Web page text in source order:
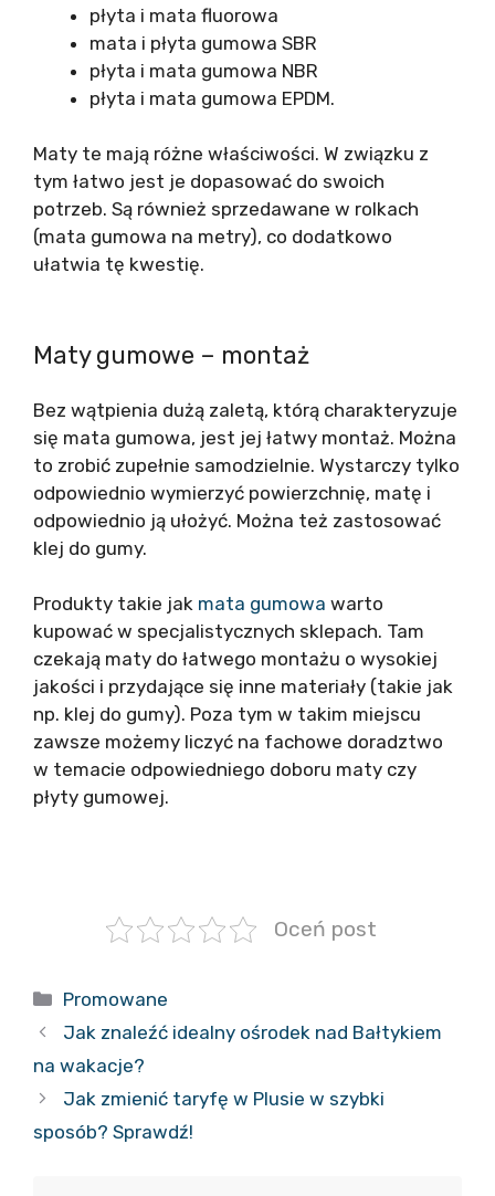
płyta i mata fluorowa
mata i płyta gumowa SBR
płyta i mata gumowa NBR
płyta i mata gumowa EPDM.
Maty te mają różne właściwości. W związku z
tym łatwo jest je dopasować do swoich
potrzeb. Są również sprzedawane w rolkach
(mata gumowa na metry), co dodatkowo
ułatwia tę kwestię.
Maty gumowe – montaż
Bez wątpienia dużą zaletą, którą charakteryzuje
się mata gumowa, jest jej łatwy montaż. Można
to zrobić zupełnie samodzielnie. Wystarczy tylko
odpowiednio wymierzyć powierzchnię, matę i
odpowiednio ją ułożyć. Można też zastosować
klej do gumy.
Produkty takie jak mata gumowa warto
kupować w specjalistycznych sklepach. Tam
czekają maty do łatwego montażu o wysokiej
jakości i przydające się inne materiały (takie jak
np. klej do gumy). Poza tym w takim miejscu
zawsze możemy liczyć na fachowe doradztwo
w temacie odpowiedniego doboru maty czy
płyty gumowej.
Oceń post
Kategorie
Promowane
Jak znaleźć idealny ośrodek nad Bałtykiem
na wakacje?
Jak zmienić taryfę w Plusie w szybki
sposób? Sprawdź!